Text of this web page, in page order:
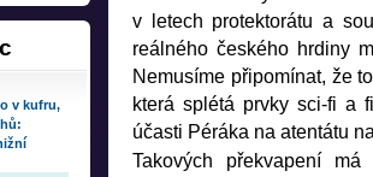
v letech protektorátu a
reálného českého hrdiny
Nemusíme připomínat, že
která splétá prvky sci-fi a
účasti Péráka na atentátu
Takových překvapení
v kufru,